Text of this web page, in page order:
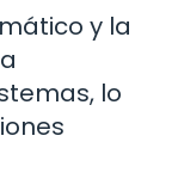
y la
lo